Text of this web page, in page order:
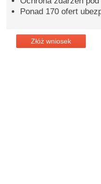
Ponad 170 ofert
Złóż wniosek